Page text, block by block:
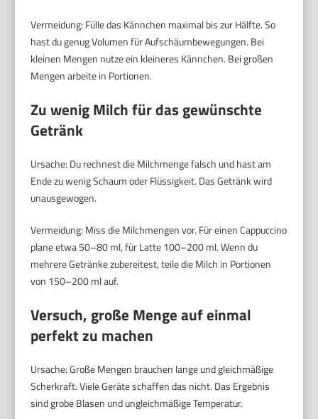
Vermeidung: Fülle das Kännchen maximal bis zur Hälfte. So
hast du genug Volumen für Aufschäumbewegungen. Bei
kleinen Mengen nutze ein kleineres Kännchen. Bei großen
Mengen arbeite in Portionen.
Zu wenig Milch für das gewünschte
Getränk
Ursache: Du rechnest die Milchmenge falsch und hast am
Ende zu wenig Schaum oder Flüssigkeit. Das Getränk wird
unausgewogen.
Vermeidung: Miss die Milchmengen vor. Für einen Cappuccino
plane etwa 50–80 ml, für Latte 100–200 ml. Wenn du
mehrere Getränke zubereitest, teile die Milch in Portionen
von 150–200 ml auf.
Versuch, große Menge auf einmal
perfekt zu machen
Ursache: Große Mengen brauchen lange und gleichmäßige
Scherkraft. Viele Geräte schaffen das nicht. Das Ergebnis
sind grobe Blasen und ungleichmäßige Temperatur.